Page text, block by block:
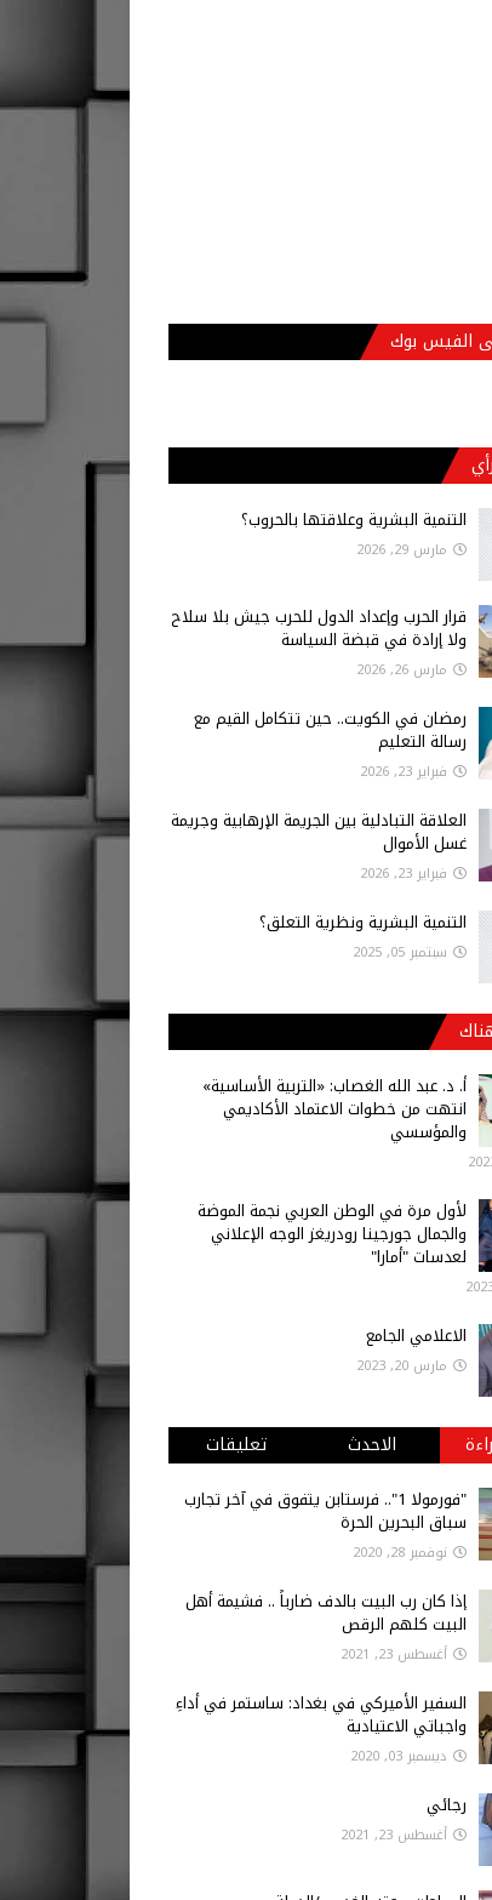
الفيس بوك
التنمية البشرية وعلاقتها بالحروب؟
مارس 29, 2026
قرار الحرب وإعداد الدول للحرب جيش بلا سلاح
ولا إرادة في قبضة السياسة
مارس 26, 2026
رمضان في الكويت.. حين تتكامل القيم مع
رسالة التعليم
فبراير 23, 2026
العلاقة التبادلية بين الجريمة الإرهابية وجريمة
غسل الأموال
فبراير 23, 2026
التنمية البشرية ونظرية التعلق؟
سبتمبر 05, 2025
أ‌. د. عبد الله الغصاب: «التربية الأساسية»
انتهت من خطوات الاعتماد الأكاديمي
والمؤسسي
لأول مرة في الوطن العربي نجمة الموضة
والجمال جورجينا رودريغز الوجه الإعلاني
لعدسات "أمارا"
الاعلامي الجامع
مارس 20, 2023
الاحدث تعليقات
"فورمولا 1".. فرستابن يتفوق في آخر تجارب
سباق البحرين الحرة
نوفمبر 28, 2020
إذا كان رب البيت بالدف ضارباً .. فشيمة أهل
البيت كلهم الرقص
أغسطس 23, 2021
السفير الأميركي في بغداد: ساستمر في أداءِ
واجباتي الاعتيادية
ديسمبر 03, 2020
رجائي
أغسطس 23, 2021